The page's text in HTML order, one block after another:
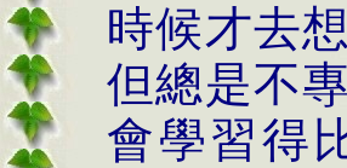
時候才去
但總是不
會學習得